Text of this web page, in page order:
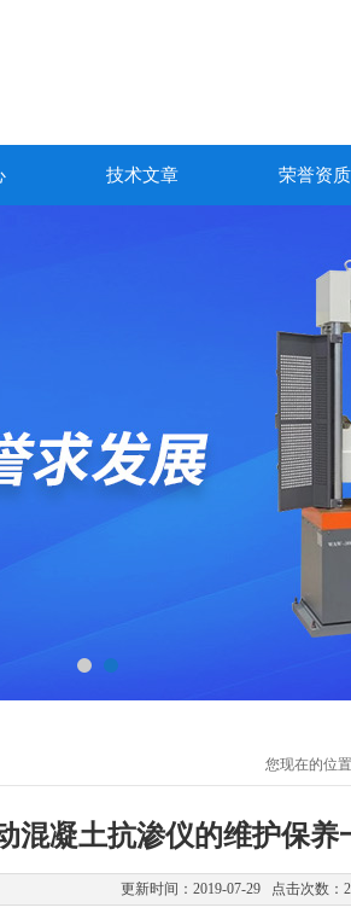
技术文章 荣誉资质
您现在的位置
混凝土抗渗仪的维护保养
更新时间：2019-07-29 点击次数：